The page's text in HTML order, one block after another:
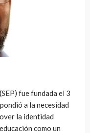
fue fundada el 3
a la necesidad
la identidad
como un